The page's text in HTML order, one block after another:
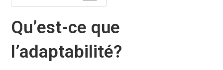
Qu’est-ce que
l’adaptabilité?